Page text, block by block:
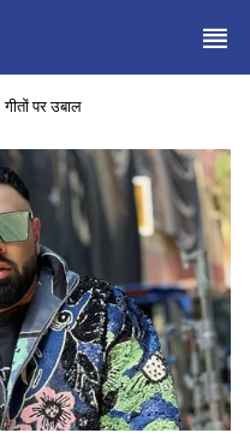
गीतों पर उबाल